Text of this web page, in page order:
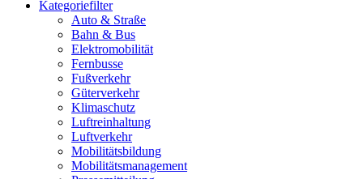
Kategoriefilter
Auto & Straße
Bahn & Bus
Elektromobilität
Fernbusse
Fußverkehr
Güterverkehr
Klimaschutz
Luftreinhaltung
Luftverkehr
Mobilitätsbildung
Mobilitätsmanagement